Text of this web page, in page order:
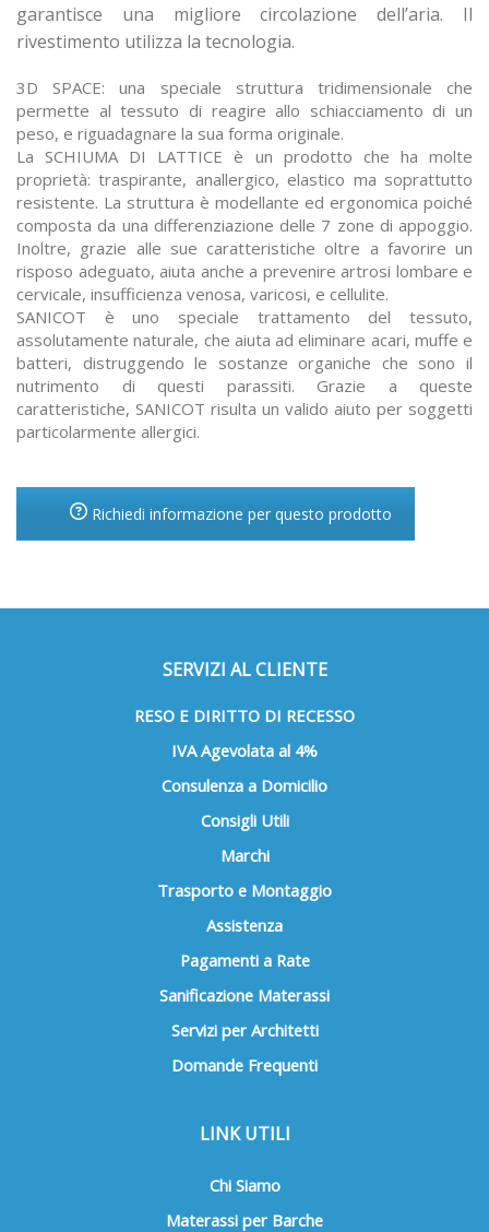
garantisce una migliore circolazione dell’aria. Il
rivestimento utilizza la tecnologia.
3D SPACE:
una speciale struttura tridimensionale che
permette al tessuto di reagire allo schiacciamento di un
peso, e riguadagnare la sua forma originale.
LaSCHIUMA DI LATTICEè un prodotto che ha molte
proprietà: traspirante, anallergico, elastico ma soprattutto
resistente. La struttura è modellante ed ergonomica poiché
composta da una differenziazione delle 7 zone di appoggio.
Inoltre, grazie alle sue caratteristiche oltre a favorire un
risposo adeguato, aiuta anche a prevenire artrosi lombare e
cervicale, insufficienza venosa, varicosi, e cellulite.
SANICOT è uno speciale trattamento del tessuto,
assolutamente naturale, che aiuta ad eliminare acari, muffe e
batteri, distruggendo le sostanze organiche che sono il
nutrimento di questi parassiti. Grazie a queste
caratteristiche, SANICOT risulta un valido aiuto per soggetti
particolarmente allergici.
Richiedi informazione per questo prodotto
SERVIZI AL CLIENTE
RESO E DIRITTO DI RECESSO
IVA Agevolata al 4%
Consulenza a Domicilio
Consigli Utili
Marchi
Trasporto e Montaggio
Assistenza
Pagamenti a Rate
Sanificazione Materassi
Servizi per Architetti
Domande Frequenti
LINK UTILI
Chi Siamo
Materassi per Barche